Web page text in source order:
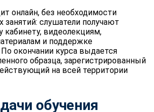
онлайн, без необходимости
занятий: слушатели получают
кабинету, видеолекциям,
и поддержке
окончании курса выдается
образца, зарегистрированный
на всей территории
обучения